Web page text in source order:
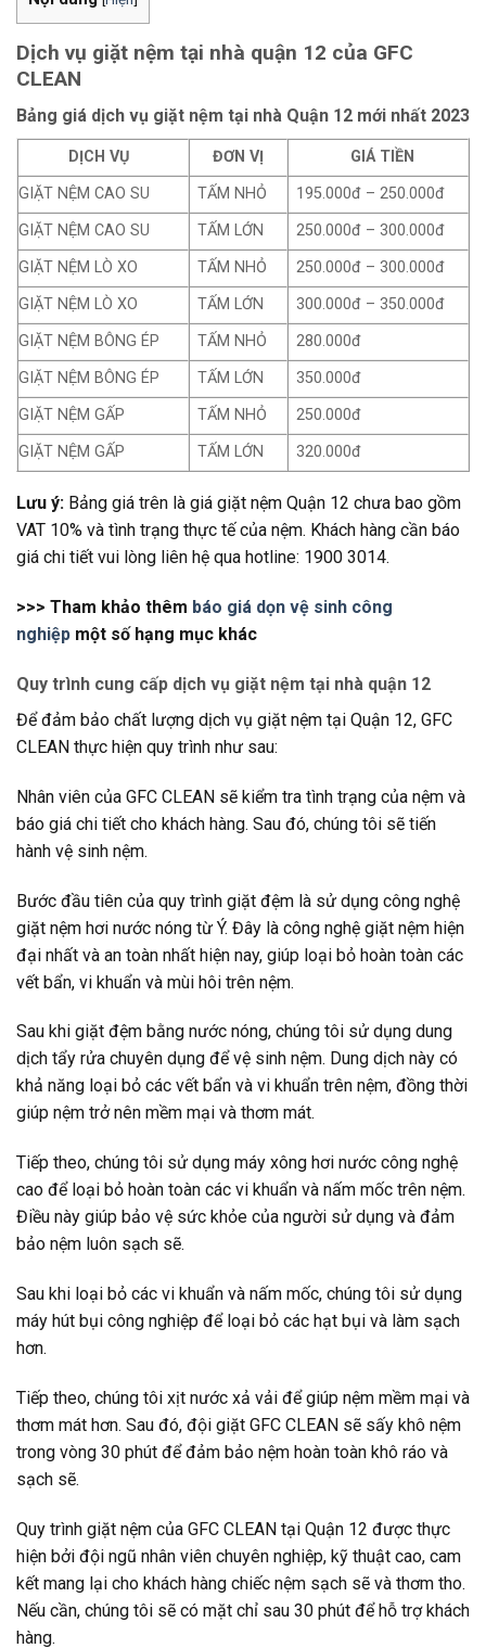
Dịch vụ giặt nệm tại nhà quận 12 của GFC
CLEAN
Bảng giá dịch vụ giặt nệm tại nhà Quận 12 mới nhất 2023
DỊCH VỤ ĐƠN VỊ
GIÁ TIỀN
GIẶT NỆM CAO SU
TẤM NHỎ
195.000đ – 250.000đ
GIẶT NỆM CAO SU
TẤM LỚN
250.000đ – 300.000đ
GIẶT NỆM LÒ XO
TẤM NHỎ
250.000đ – 300.000đ
GIẶT NỆM LÒ XO
TẤM LỚN
300.000đ – 350.000đ
GIẶT NỆM BÔNG ÉP
TẤM NHỎ
280.000đ
GIẶT NỆM BÔNG ÉP
TẤM LỚN
350.000đ
GIẶT NỆM GẤP
TẤM NHỎ
250.000đ
GIẶT NỆM GẤP
TẤM LỚN 320.000đ
Lưu ý: Bảng giá trên là giá giặt nệm Quận 12 chưa bao gồm
VAT 10% và tình trạng thực tế của nệm. Khách hàng cần báo
giá chi tiết vui lòng liên hệ qua hotline: 1900 3014.
>>> Tham khảo thêm báo giá dọn vệ sinh công
nghiệp một số hạng mục khác
Quy trình cung cấp dịch vụ giặt nệm tại nhà quận 12
Để đảm bảo chất lượng dịch vụ giặt nệm tại Quận 12, GFC
CLEAN thực hiện quy trình như sau:
Nhân viên của GFC CLEAN sẽ kiểm tra tình trạng của nệm và
báo giá chi tiết cho khách hàng. Sau đó, chúng tôi sẽ tiến
hành vệ sinh nệm.
Bước đầu tiên của quy trình giặt đệm là sử dụng công nghệ
giặt nệm hơi nước nóng từ Ý. Đây là công nghệ giặt nệm hiện
đại nhất và an toàn nhất hiện nay, giúp loại bỏ hoàn toàn các
vết bẩn, vi khuẩn và mùi hôi trên nệm.
Sau khi giặt đệm bằng nước nóng, chúng tôi sử dụng dung
dịch tẩy rửa chuyên dụng để vệ sinh nệm. Dung dịch này có
khả năng loại bỏ các vết bẩn và vi khuẩn trên nệm, đồng thời
giúp nệm trở nên mềm mại và thơm mát.
Tiếp theo, chúng tôi sử dụng máy xông hơi nước công nghệ
cao để loại bỏ hoàn toàn các vi khuẩn và nấm mốc trên nệm.
Điều này giúp bảo vệ sức khỏe của người sử dụng và đảm
bảo nệm luôn sạch sẽ.
Sau khi loại bỏ các vi khuẩn và nấm mốc, chúng tôi sử dụng
máy hút bụi công nghiệp để loại bỏ các hạt bụi và làm sạch
hơn.
Tiếp theo, chúng tôi xịt nước xả vải để giúp nệm mềm mại và
thơm mát hơn. Sau đó, đội giặt GFC CLEAN sẽ sấy khô nệm
trong vòng 30 phút để đảm bảo nệm hoàn toàn khô ráo và
sạch sẽ.
Quy trình giặt nệm của GFC CLEAN tại Quận 12 được thực
hiện bởi đội ngũ nhân viên chuyên nghiệp, kỹ thuật cao, cam
kết mang lại cho khách hàng chiếc nệm sạch sẽ và thơm tho.
Nếu cần, chúng tôi sẽ có mặt chỉ sau 30 phút để hỗ trợ khách
hàng.